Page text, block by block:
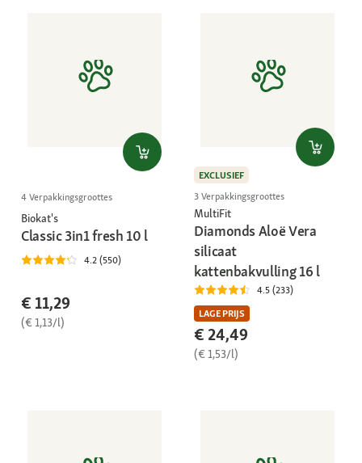
4 Verpakkingsgroottes
Biokat's
Classic 3in1 fresh 10 l
4.2 (550)
€ 11,29
(€ 1,13/l)
EXCLUSIEF
3 Verpakkingsgroottes
MultiFit
Diamonds Aloë Vera
silicaat
kattenbakvulling 16 l
4.5 (233)
LAGE PRIJS
€ 24,49
(€ 1,53/l)